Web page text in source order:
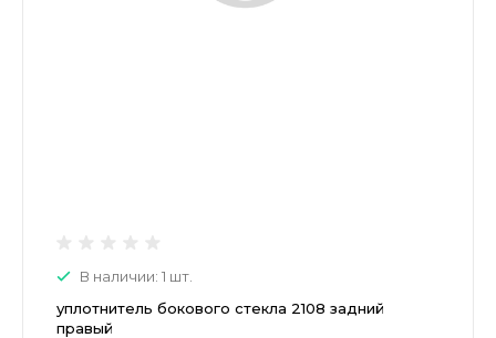
В наличии: 1 шт.
уплотнитель бокового стекла 2108 задний
правый